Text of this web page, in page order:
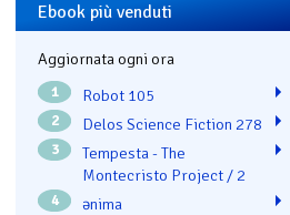
Ebook più venduti
Aggiornata ogni ora
1 Robot 105
2 Delos Science Fiction 278
3
Tempesta - The
Montecristo Project / 2
4 ənima